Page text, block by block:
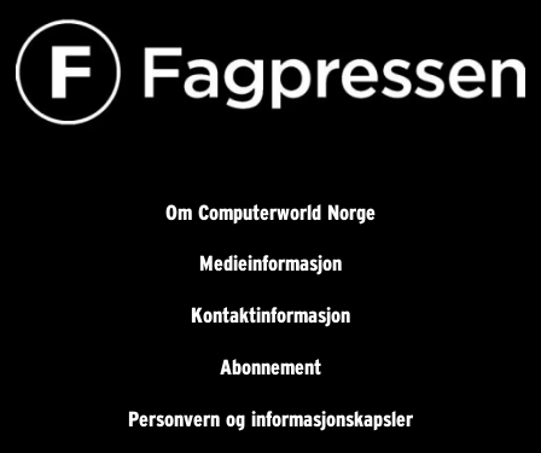
Om Computerworld Norge
Medieinformasjon
Kontaktinformasjon
Abonnement
Personvern og informasjonskapsler